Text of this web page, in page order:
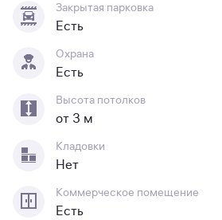
Закрытая парковка
Есть
Охрана
Есть
Высота потолков
от 3 м
Кладовки
Нет
Коммерческое помещение
Есть